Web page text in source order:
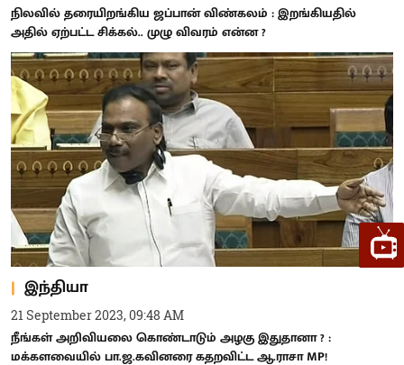
நிலவில் தரையிறங்கிய ஜப்பான் விண்கலம் : இறங்கியதில்
அதில் ஏற்பட்ட சிக்கல்.. முழு விவரம் என்ன ?
இந்தியா
21 September 2023, 09:48 AM
நீங்கள் அறிவியலை கொண்டாடும் அழகு இதுதானா ? :
மக்களவையில் பா.ஜ.கவினரை கதறவிட்ட ஆ.ராசா MP!